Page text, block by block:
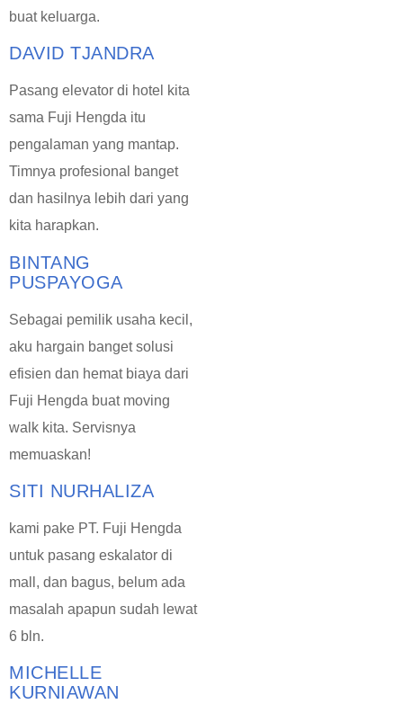
buat keluarga.
DAVID TJANDRA
Pasang elevator di hotel kita
sama Fuji Hengda itu
pengalaman yang mantap.
Timnya profesional banget
dan hasilnya lebih dari yang
kita harapkan.
BINTANG
PUSPAYOGA
Sebagai pemilik usaha kecil,
aku hargain banget solusi
efisien dan hemat biaya dari
Fuji Hengda buat moving
walk kita. Servisnya
memuaskan!
SITI NURHALIZA
kami pake PT. Fuji Hengda
untuk pasang eskalator di
mall, dan bagus, belum ada
masalah apapun sudah lewat
6 bln.
MICHELLE
KURNIAWAN